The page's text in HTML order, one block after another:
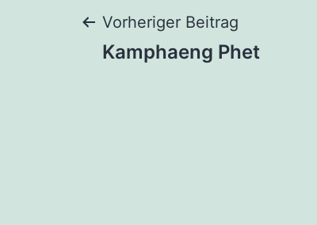
Vorheriger Beitrag
Kamphaeng Phet